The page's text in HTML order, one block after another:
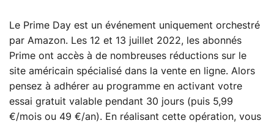
Le Prime Day est un événement uniquement orchestré
par Amazon. Les 12 et 13 juillet 2022, les abonnés
Prime ont accès à de nombreuses réductions sur le
site américain spécialisé dans la vente en ligne. Alors
pensez à adhérer au programme en activant votre
essai gratuit valable pendant 30 jours (puis 5,99
€/mois ou 49 €/an). En réalisant cette opération, vous